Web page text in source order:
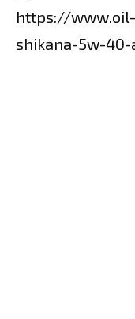
https://
shikana-5w-